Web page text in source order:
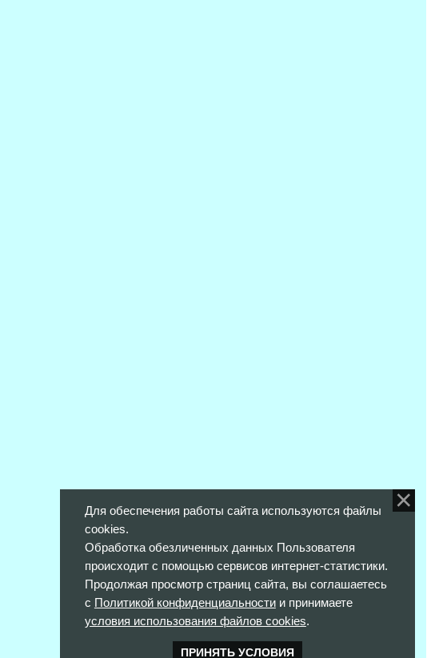
Для обеспечения работы сайта используются файлы
cookies.
Обработка обезличенных данных Пользователя
происходит с помощью сервисов интернет-статистики.
Продолжая просмотр страниц сайта, вы соглашаетесь
с Политикой конфиденциальностии принимаете
условия использования файлов cookies.
ПРИНЯТЬ УСЛОВИЯ